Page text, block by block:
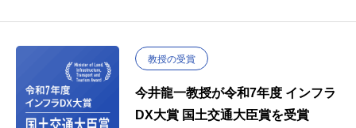
教授の受賞
今井龍一教授が令和7年度 インフラ
DX大賞 国土交通大臣賞を受賞